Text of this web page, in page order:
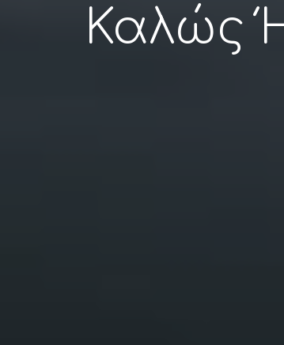
Καλώς